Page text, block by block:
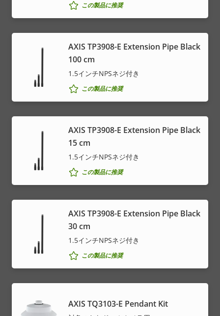
この製品に推奨
AXIS TP3908-E Extension Pipe Black
100 cm
1.5インチNPSネジ付き
この製品に推奨
AXIS TP3908-E Extension Pipe Black
15 cm
1.5インチNPSネジ付き
この製品に推奨
AXIS TP3908-E Extension Pipe Black
30 cm
1.5インチNPSネジ付き
この製品に推奨
AXIS TQ3103-E Pendant Kit